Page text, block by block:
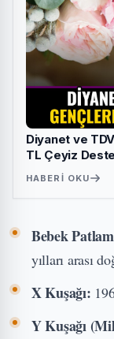
Diyanet ve
TL Çeyiz
HABERI OKU
Bebek
yılları arası
X Kuşağı:
Y Kuşağı